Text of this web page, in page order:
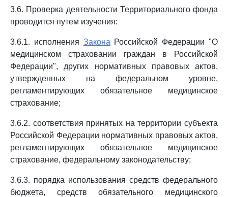
3.6. Проверка деятельности Территориального фонда
проводится путем изучения:
3.6.1. исполнения Закона Российской Федерации "О
медицинском страховании граждан в Российской
Федерации", других нормативных правовых актов,
утвержденных на федеральном уровне,
регламентирующих обязательное медицинское
страхование;
3.6.2. соответствия принятых на территории субъекта
Российской Федерации нормативных правовых актов,
регламентирующих обязательное медицинское
страхование, федеральному законодательству;
3.6.3. порядка использования средств федерального
бюджета, средств обязательного медицинского